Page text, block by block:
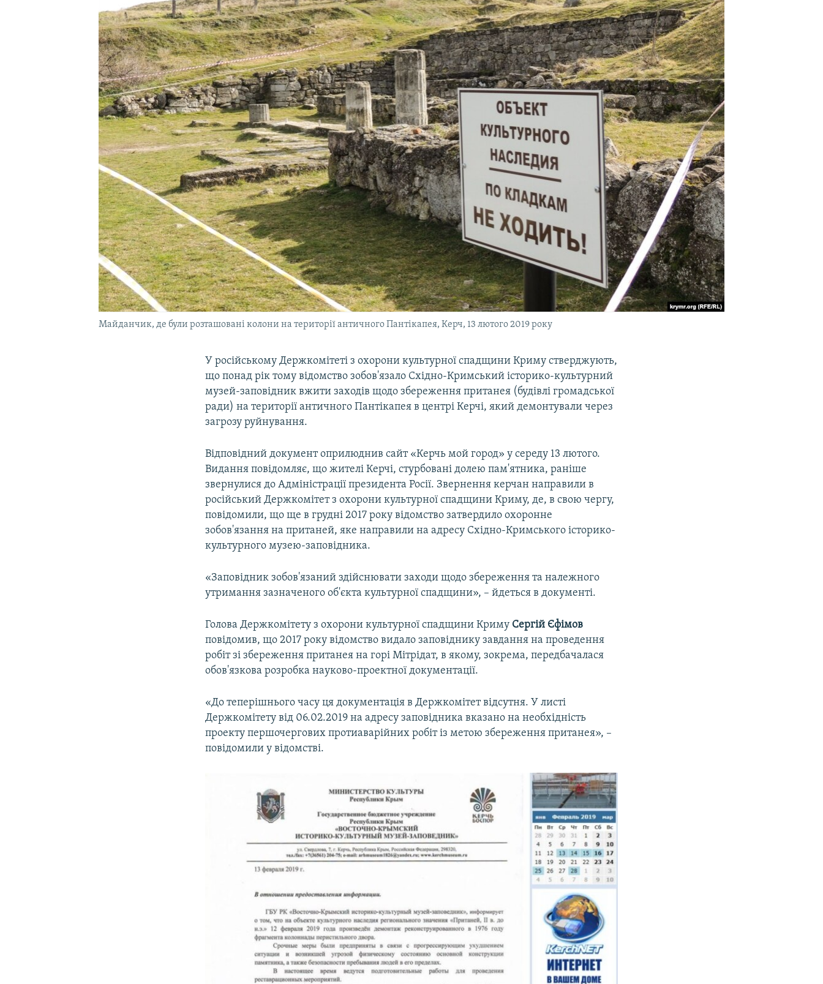
УКРАЇНСЬКА ПРОБЛЕМА КРИМУ
Майданчик, де були розташовані колони на території античного Пантікапея, Керч, 13 лютого 2019 року
У російському Держкомітеті з охорони культурної спадщини Криму стверджують,
що понад рік тому відомство зобов'язало Східно-Кримський історико-культурний
музей-заповідник вжити заходів щодо збереження пританея (будівлі громадської
ради) на території античного Пантікапея в центрі Керчі, який демонтували через
загрозу руйнування.
Відповідний документ оприлюднив сайт «Керчь мой город» у середу 13 лютого.
Видання повідомляє, що жителі Керчі, стурбовані долею пам'ятника, раніше
звернулися до Адміністрації президента Росії. Звернення керчан направили в
російський Держкомітет з охорони культурної спадщини Криму, де, в свою чергу,
повідомили, що ще в грудні 2017 року відомство затвердило охоронне
зобов'язання на пританей, яке направили на адресу Східно-Кримського історико-
культурного музею-заповідника.
«Заповідник зобов'язаний здійснювати заходи щодо збереження та належного
утримання зазначеного об'єкта культурної спадщини», – йдеться в документі.
Голова Держкомітету з охорони культурної спадщини Криму Сергій Єфімов
повідомив, що 2017 року відомство видало заповіднику завдання на проведення
робіт зі збереження пританея на горі Мітрідат, в якому, зокрема, передбачалася
обов'язкова розробка науково-проектної документації.
«До теперішнього часу ця документація в Держкомітет відсутня. У листі
Держкомітету від 06.02.2019 на адресу заповідника вказано на необхідність
проекту першочергових протиаварійних робіт із метою збереження пританея», –
повідомили у відомстві.